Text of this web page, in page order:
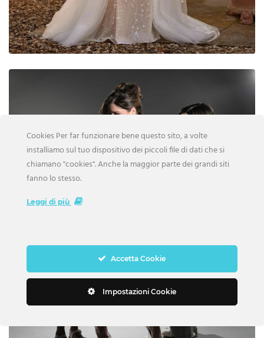
Cookies Per far funzionare bene questo sito, a volte
installiamo sul tuo dispositivo dei piccoli file di dati che si
chiamano "cookies". Anche la maggior parte dei grandi siti
fanno lo stesso.
Leggi di più
Accetta Cookie
Impostazioni Cookie